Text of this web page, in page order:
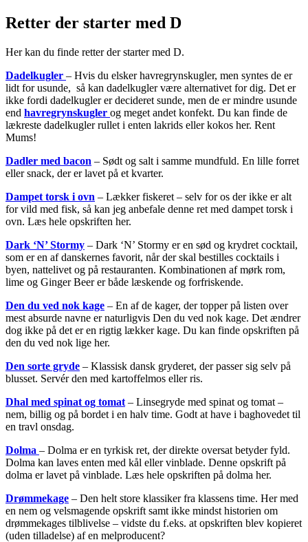
Retter der starter med D
Her kan du finde retter der starter med D.
Dadelkugler – Hvis du elsker havregrynskugler, men syntes de er
lidt for usunde, så kan dadelkugler være alternativet for dig. Det er
ikke fordi dadelkugler er decideret sunde, men de er mindre usunde
end havregrynskugler og meget andet konfekt. Du kan finde de
lækreste dadelkugler rullet i enten lakrids eller kokos her. Rent
Mums!
Dadler med bacon – Sødt og salt i samme mundfuld. En lille forret
eller snack, der er lavet på et kvarter.
Dampet torsk i ovn – Lækker fiskeret – selv for os der ikke er alt
for vild med fisk, så kan jeg anbefale denne ret med dampet torsk i
ovn. Læs hele opskriften her.
Dark ‘N’ Stormy – Dark ‘N’ Stormy er en sød og krydret cocktail,
som er en af danskernes favorit, når der skal bestilles cocktails i
byen, nattelivet og på restauranten. Kombinationen af mørk rom,
lime og Ginger Beer er både læskende og forfriskende.
Den du ved nok kage – En af de kager, der topper på listen over
mest absurde navne er naturligvis Den du ved nok kage. Det ændrer
dog ikke på det er en rigtig lækker kage. Du kan finde opskriften på
den du ved nok lige her.
Den sorte gryde – Klassisk dansk gryderet, der passer sig selv på
blusset. Servér den med kartoffelmos eller ris.
Dhal med spinat og tomat – Linsegryde med spinat og tomat –
nem, billig og på bordet i en halv time. Godt at have i baghovedet til
en travl onsdag.
Dolma – Dolma er en tyrkisk ret, der direkte oversat betyder fyld.
Dolma kan laves enten med kål eller vinblade. Denne opskrift på
dolma er lavet på vinblade. Læs hele opskriften på dolma her.
Drømmekage – Den helt store klassiker fra klassens time. Her med
en nem og velsmagende opskrift samt ikke mindst historien om
drømmekages tilblivelse – vidste du f.eks. at opskriften blev kopieret
(uden tilladelse) af en melproducent?